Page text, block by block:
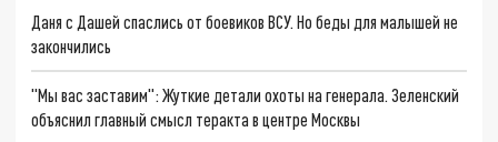
Даня с Дашей спаслись от боевиков ВСУ. Но беды для малышей не
закончились
"Мы вас заставим": Жуткие детали охоты на генерала. Зеленский
объяснил главный смысл теракта в центре Москвы